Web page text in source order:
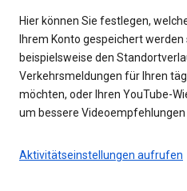
Hier können Sie festlegen,
Ihrem Konto gespeichert werden
beispielsweise den
Verkehrsmeldungen für Ihren
möchten, oder Ihren YouTube-
um bessere Videoempfehlungen
Aktivitätseinstellungen aufrufen